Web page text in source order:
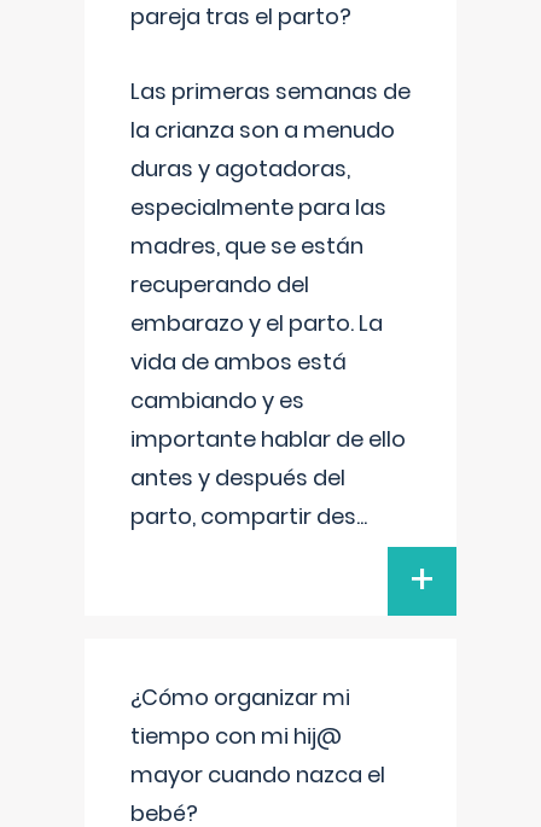
pareja tras el parto?
Las primeras semanas de
la crianza son a menudo
duras y agotadoras,
especialmente para las
madres, que se están
recuperando del
embarazo y el parto. La
vida de ambos está
cambiando y es
importante hablar de ello
antes y después del
parto, compartir des...
+
¿Cómo organizar mi
tiempo con mi hij@
mayor cuando nazca el
bebé?